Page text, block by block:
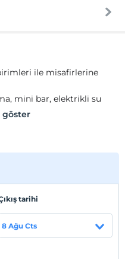
ile misafirlerine
mini bar, elektrikli su
saç kurutma makinesi
Dağı 9 km,
Göster
göster
tarihi
8 Ağu Cts